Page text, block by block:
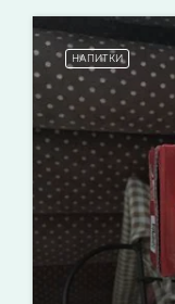
НАПИТКИ